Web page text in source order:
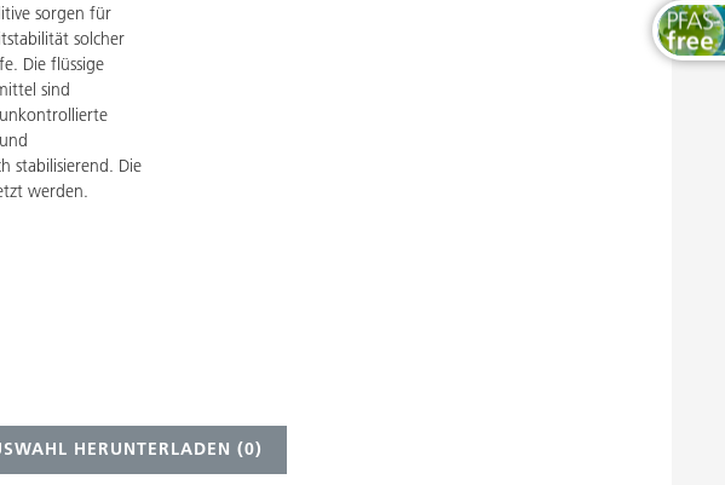
sorgen für
solcher
Die flüssige
sind
stabilisierend. Die
werden.
HERUNTERLADEN (0)